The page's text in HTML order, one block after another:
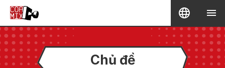
Chủ đề